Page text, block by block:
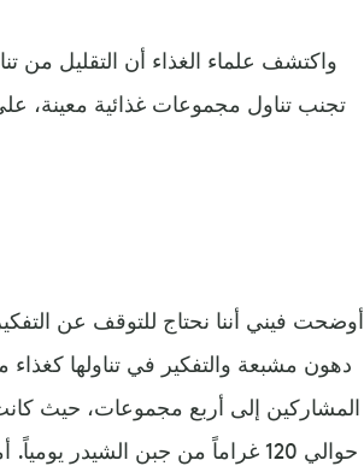
واكتشف علماء الغذاء أن التقليل من
تجنب تناول مجموعات غذائية معينة،
أوضحت فيني أننا نحتاج للتوقف عن
دهون مشبعة والتفكير في تناولها
المشاركين إلى أربع مجموعات، حيث
حوالي 120 غراماً من جبن الشيدر